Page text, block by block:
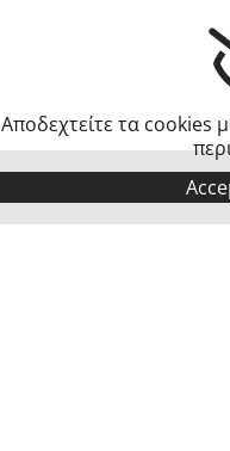
Αποδεχτείτε τα cookies